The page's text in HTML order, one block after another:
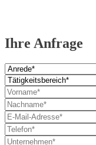
Ihre Anfrage